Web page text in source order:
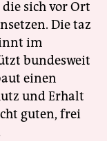
sich vor Ort
Die taz
im
bundesweit
einen
und Erhalt
guten, frei